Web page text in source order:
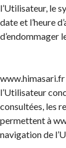
l’Utilisateur, le
date et l’heure
d’endommager
l’Utilisateur
consultées, les
permettent à
navigation de